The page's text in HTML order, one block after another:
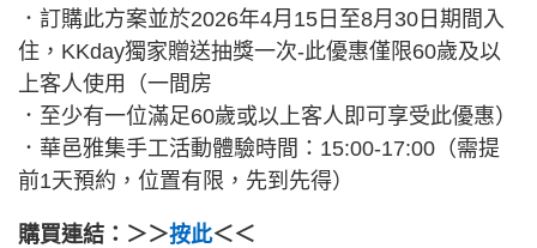
．訂購此方案並於2026年4月15日至8月30日期間入
住，KKday獨家贈送抽獎一次-此優惠僅限60歲及以
上客人使用（一間房
．至少有一位滿足60歲或以上客人即可享受此優惠）
．華邑雅集手工活動體驗時間：15:00-17:00（需提
前1天預約，位置有限，先到先得）
購買連結：＞＞按此＜＜